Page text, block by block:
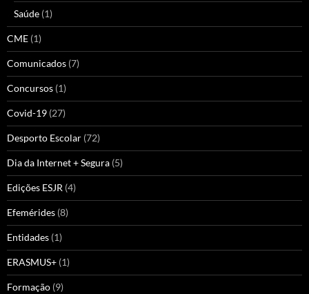
Saúde (1)
CME (1)
Comunicados (7)
Concursos (1)
Covid-19 (27)
Desporto Escolar (72)
Dia da Internet + Segura (5)
Edições ESJR (4)
Efemérides (8)
Entidades (1)
ERASMUS+ (1)
Formação (9)